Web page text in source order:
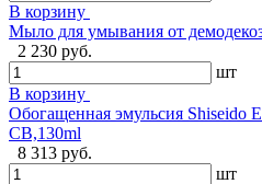
В корзину
Мыло для умывания от
2 230 руб.
шт
В корзину
Обогащенная эмульсия Shiseido
CB,130ml
8 313 руб.
шт